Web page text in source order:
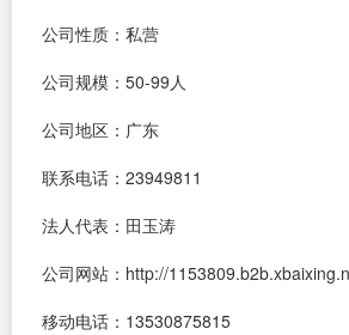
公司性质：私营
公司规模：50-99人
公司地区：广东
联系电话：23949811
法人代表：田玉涛
公司网站：http://
移动电话：13530875815